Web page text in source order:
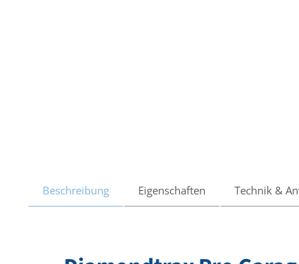
Beschreibung Eigenschaften Technik &